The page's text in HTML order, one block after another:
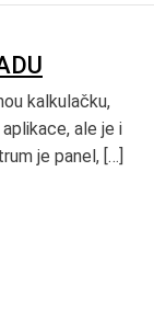
kalkulačku,
ale je i
je panel, […]